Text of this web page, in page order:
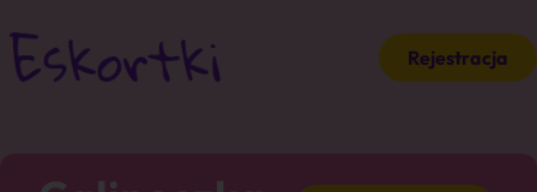
Rejestracja